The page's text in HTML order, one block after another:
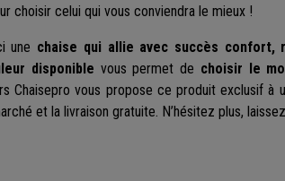
choisir celui qui vous conviendra le mieux !
une chaise qui allie avec succès confort,
disponible vous permet de choisir le
Chaisepro vous propose ce produit exclusif à
et la livraison gratuite. N’hésitez plus,